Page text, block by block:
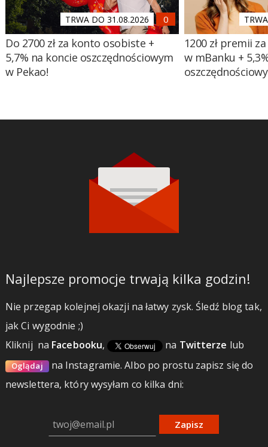
TRWA DO 31.08.2026
Do 2700 zł za konto osobiste +
5,7% na koncie oszczędnościowym
w Pekao!
1200 zł premii
w mBanku +
Najlepsze promocje trwają kilka godzin!
Nie przegap kolejnej okazji na łatwy zysk. Śledź blog tak,
jak Ci wygodnie ;)
Kliknij na Facebooku, na Twitterze lub
Oglądaj na Instagramie.Albo po prostu zapisz się do
newslettera, który wysyłam co kilka dni:
Zapisz